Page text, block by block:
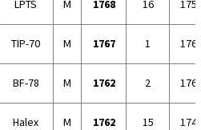
LPTS M 1768 16
TIP-70 M 1767 1
BF-78 M 1762 2
Halex M 1762 15